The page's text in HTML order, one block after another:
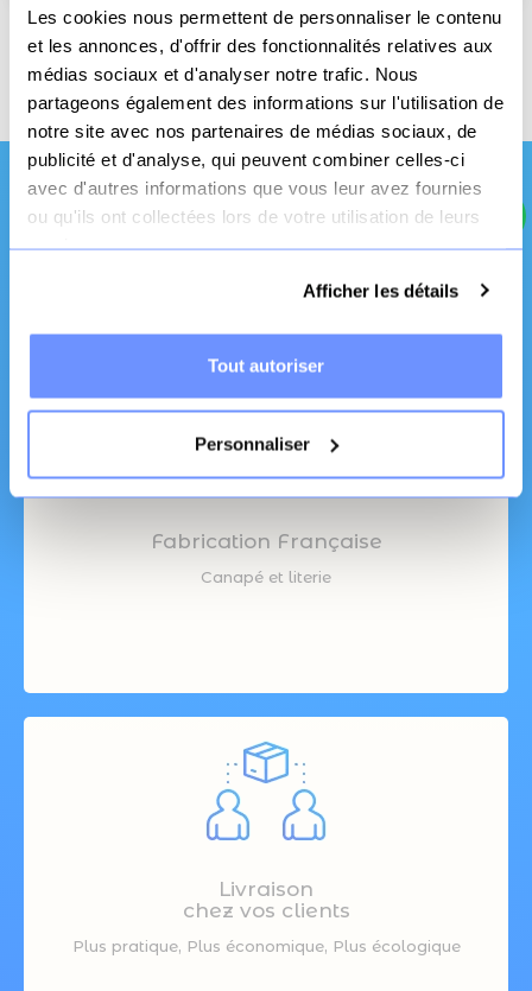
Les cookies nous permettent de personnaliser le contenu
et les annonces, d'offrir des fonctionnalités relatives aux
médias sociaux et d'analyser notre trafic. Nous
partageons également des informations sur l'utilisation de
notre site avec nos partenaires de médias sociaux, de
publicité et d'analyse, qui peuvent combiner celles-ci
avec d'autres informations que vous leur avez fournies
ou qu'ils ont collectées lors de votre utilisation de leurs
services.
Afficher les détails
Tout autoriser
Personnaliser
Livraison offerte
dès 70€
Paiement
sécurisé
3x sans frais
possible
Une qualité et un
service pro
Fabrication Française
Canapé et literie
Livraison
chez vos clients
Plus pratique, Plus économique, Plus écologique